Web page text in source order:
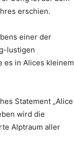
erschien.
einer der
lustigen
es in Alices kleinem
Statement „Alice
wird die
Alptraum aller